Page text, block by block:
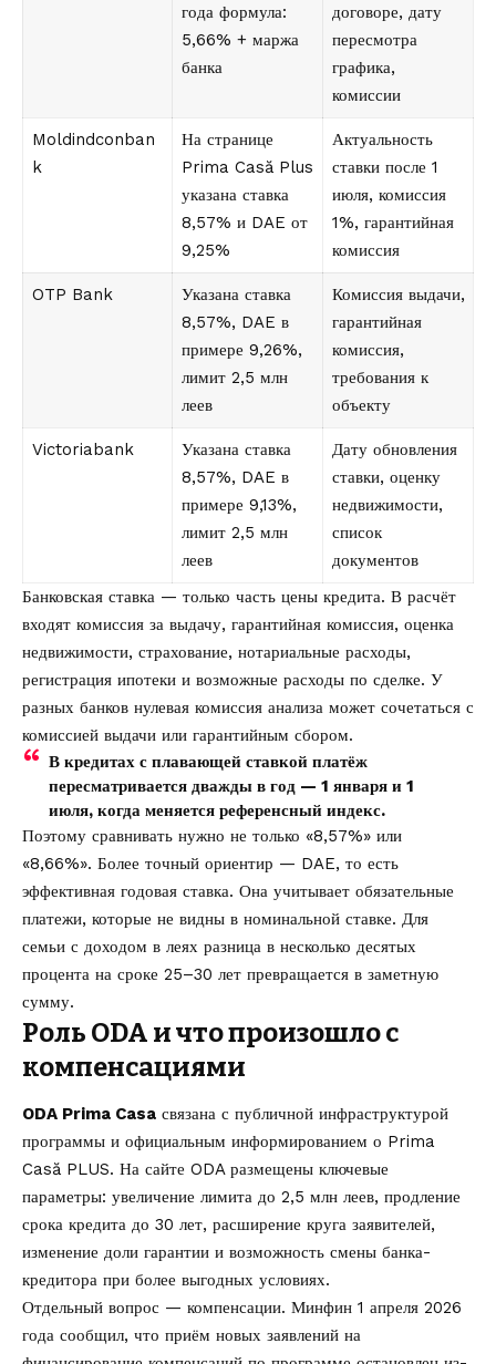
года формула:
5,66% + маржа
банка
договоре, дату
пересмотра
графика,
комиссии
Moldindconban
k
На странице
Prima Casă Plus
указана ставка
8,57% и DAE от
9,25%
Актуальность
ставки после 1
июля, комиссия
1%, гарантийная
комиссия
OTP Bank
Указана ставка
8,57%, DAE в
примере 9,26%,
лимит 2,5 млн
леев
Комиссия выдачи,
гарантийная
комиссия,
требования к
объекту
Victoriabank
Указана ставка
8,57%, DAE в
примере 9,13%,
лимит 2,5 млн
леев
Дату обновления
ставки, оценку
недвижимости,
список
документов
Банковская ставка — только часть цены кредита. В расчёт
входят комиссия за выдачу, гарантийная комиссия, оценка
недвижимости, страхование, нотариальные расходы,
регистрация ипотеки и возможные расходы по сделке. У
разных банков нулевая комиссия анализа может сочетаться с
комиссией выдачи или гарантийным сбором.
В кредитах с плавающей ставкой платёж
пересматривается дважды в год — 1 января и 1
июля, когда меняется референсный индекс.
Поэтому сравнивать нужно не только «8,57%» или
«8,66%». Более точный ориентир — DAE, то есть
эффективная годовая ставка. Она учитывает обязательные
платежи, которые не видны в номинальной ставке. Для
семьи с доходом в леях разница в несколько десятых
процента на сроке 25–30 лет превращается в заметную
сумму.
Роль ODA и что произошло с
компенсациями
ODA Prima Casa связана с публичной инфраструктурой
программы и официальным информированием о Prima
Casă PLUS. На сайте ODA размещены ключевые
параметры: увеличение лимита до 2,5 млн леев, продление
срока кредита до 30 лет, расширение круга заявителей,
изменение доли гарантии и возможность смены банка-
кредитора при более выгодных условиях.
Отдельный вопрос — компенсации. Минфин 1 апреля 2026
года сообщил, что приём новых заявлений на